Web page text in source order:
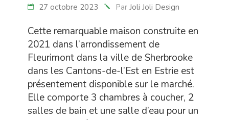
27 octobre 2023 Par Joli Joli Design
Cette remarquable maison construite en
2021 dans l’arrondissement de
Fleurimont dans la ville de Sherbrooke
dans les Cantons-de-l’Est en Estrie est
présentement disponible sur le marché.
Elle comporte 3 chambres à coucher, 2
salles de bain et une salle d’eau pour un